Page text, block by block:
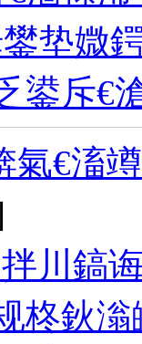
垫媺
鍙斥€
氣€滀
川鎬
柊鈥